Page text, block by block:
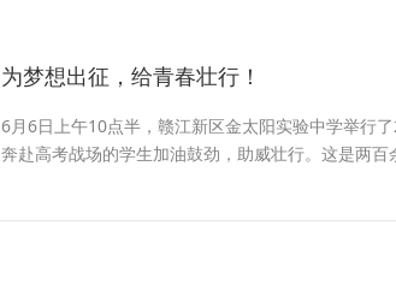
为梦想出征，给青春壮行！
6月6日上午10点半，赣江新区金太阳实验中学举行
奔赴高考战场的学生加油鼓劲，助威壮行。这是两